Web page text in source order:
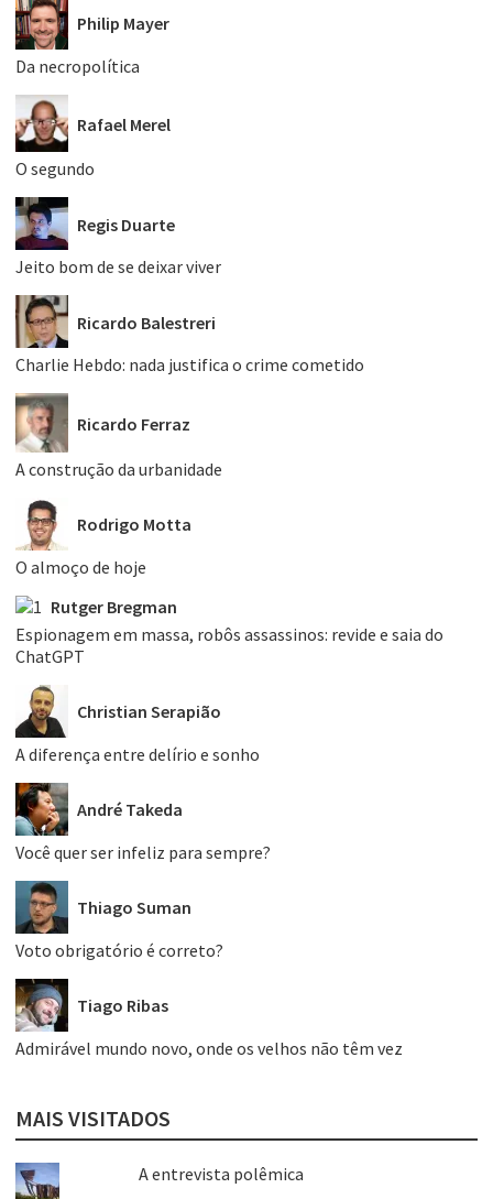
Philip Mayer
Da necropolítica
Rafael Merel
O segundo
Regis Duarte
Jeito bom de se deixar viver
Ricardo Balestreri
Charlie Hebdo: nada justifica o crime cometido
Ricardo Ferraz
A construção da urbanidade
Rodrigo Motta
O almoço de hoje
Rutger Bregman
Espionagem em massa, robôs assassinos: revide e saia do
ChatGPT
Christian Serapião
A diferença entre delírio e sonho
André Takeda
Você quer ser infeliz para sempre?
Thiago Suman
Voto obrigatório é correto?
Tiago Ribas
Admirável mundo novo, onde os velhos não têm vez
MAIS VISITADOS
A entrevista polêmica